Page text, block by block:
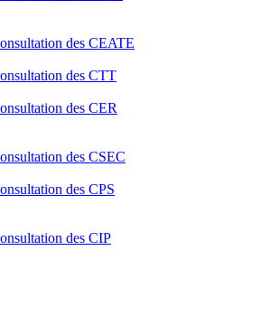
des CEATE
des CTT
des CER
des CSEC
des CPS
des CIP